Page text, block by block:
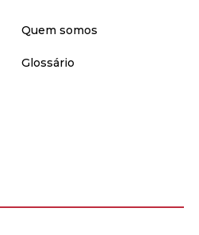
Quem somos
Glossário